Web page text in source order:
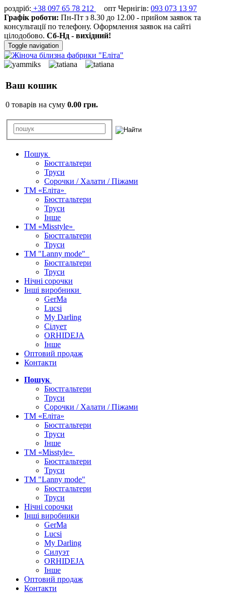
роздріб: +38 097 65 78 212 опт Чернігів: 093 073 13 97
Графік роботи: Пн-Пт з 8.30 до 12.00 - прийом заявок та
консультації по телефону. Оформлення заявок на сайті
цілодобово. Сб-Нд - вихідний!
Toggle navigation
Ваш кошик
0 товарів на суму 0.00 грн.
Пошук
Бюстгальтери
Труси
Сорочки / Халати / Піжами
ТМ «Еліта»
Бюстгальтери
Труси
Інше
ТМ «Misstyle»
Бюстгальтери
Труси
ТМ "Lanny mode"
Бюстгальтери
Труси
Нічні сорочки
Інші виробники
GerMa
Lucsi
My Darling
Сілует
ORHIDEJA
Інше
Оптовий продаж
Контакти
Пошук
Бюстгальтери
Труси
Сорочки / Халати / Піжами
ТМ «Еліта»
Бюстгальтери
Труси
Інше
ТМ «Misstyle»
Бюстгальтери
Труси
ТМ "Lanny mode"
Бюстгальтери
Труси
Нічні сорочки
Інші виробники
GerMa
Lucsi
My Darling
Силуэт
ORHIDEJA
Інше
Оптовий продаж
Контакти